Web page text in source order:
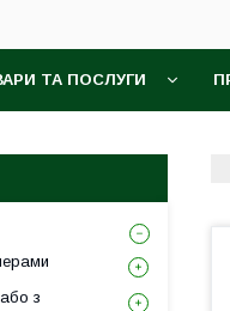
ТА ПОСЛУГИ
з